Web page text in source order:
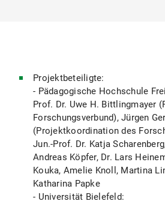
Projektbeteiligte:
- Pädagogische Hochschule
Prof. Dr. Uwe H. Bittlingmayer
Forschungsverbund), Jürgen
(Projektkoordination des
Jun.-Prof. Dr. Katja
Andreas Köpfer, Dr. Lars
Kouka, Amelie Knoll, Martina
Katharina Papke
- Universität Bielefeld: